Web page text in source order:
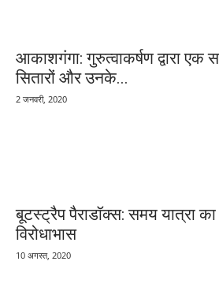
आकाशगंगा: गुरुत्वाकर्षण द्वारा एक
सितारों और उनके...
2 जनवरी, 2020
बूटस्ट्रैप पैराडॉक्स: समय यात्रा
विरोधाभास
10 अगस्त, 2020